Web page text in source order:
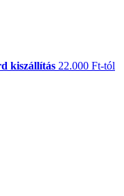
kiszállítás 22.000 Ft-tól